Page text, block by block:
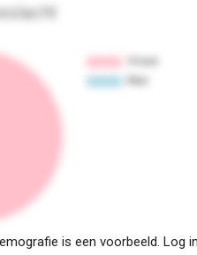
is een voorbeeld. Log